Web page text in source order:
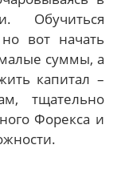
Обучиться
вот начать
суммы, а
капитал –
тщательно
Форекса и